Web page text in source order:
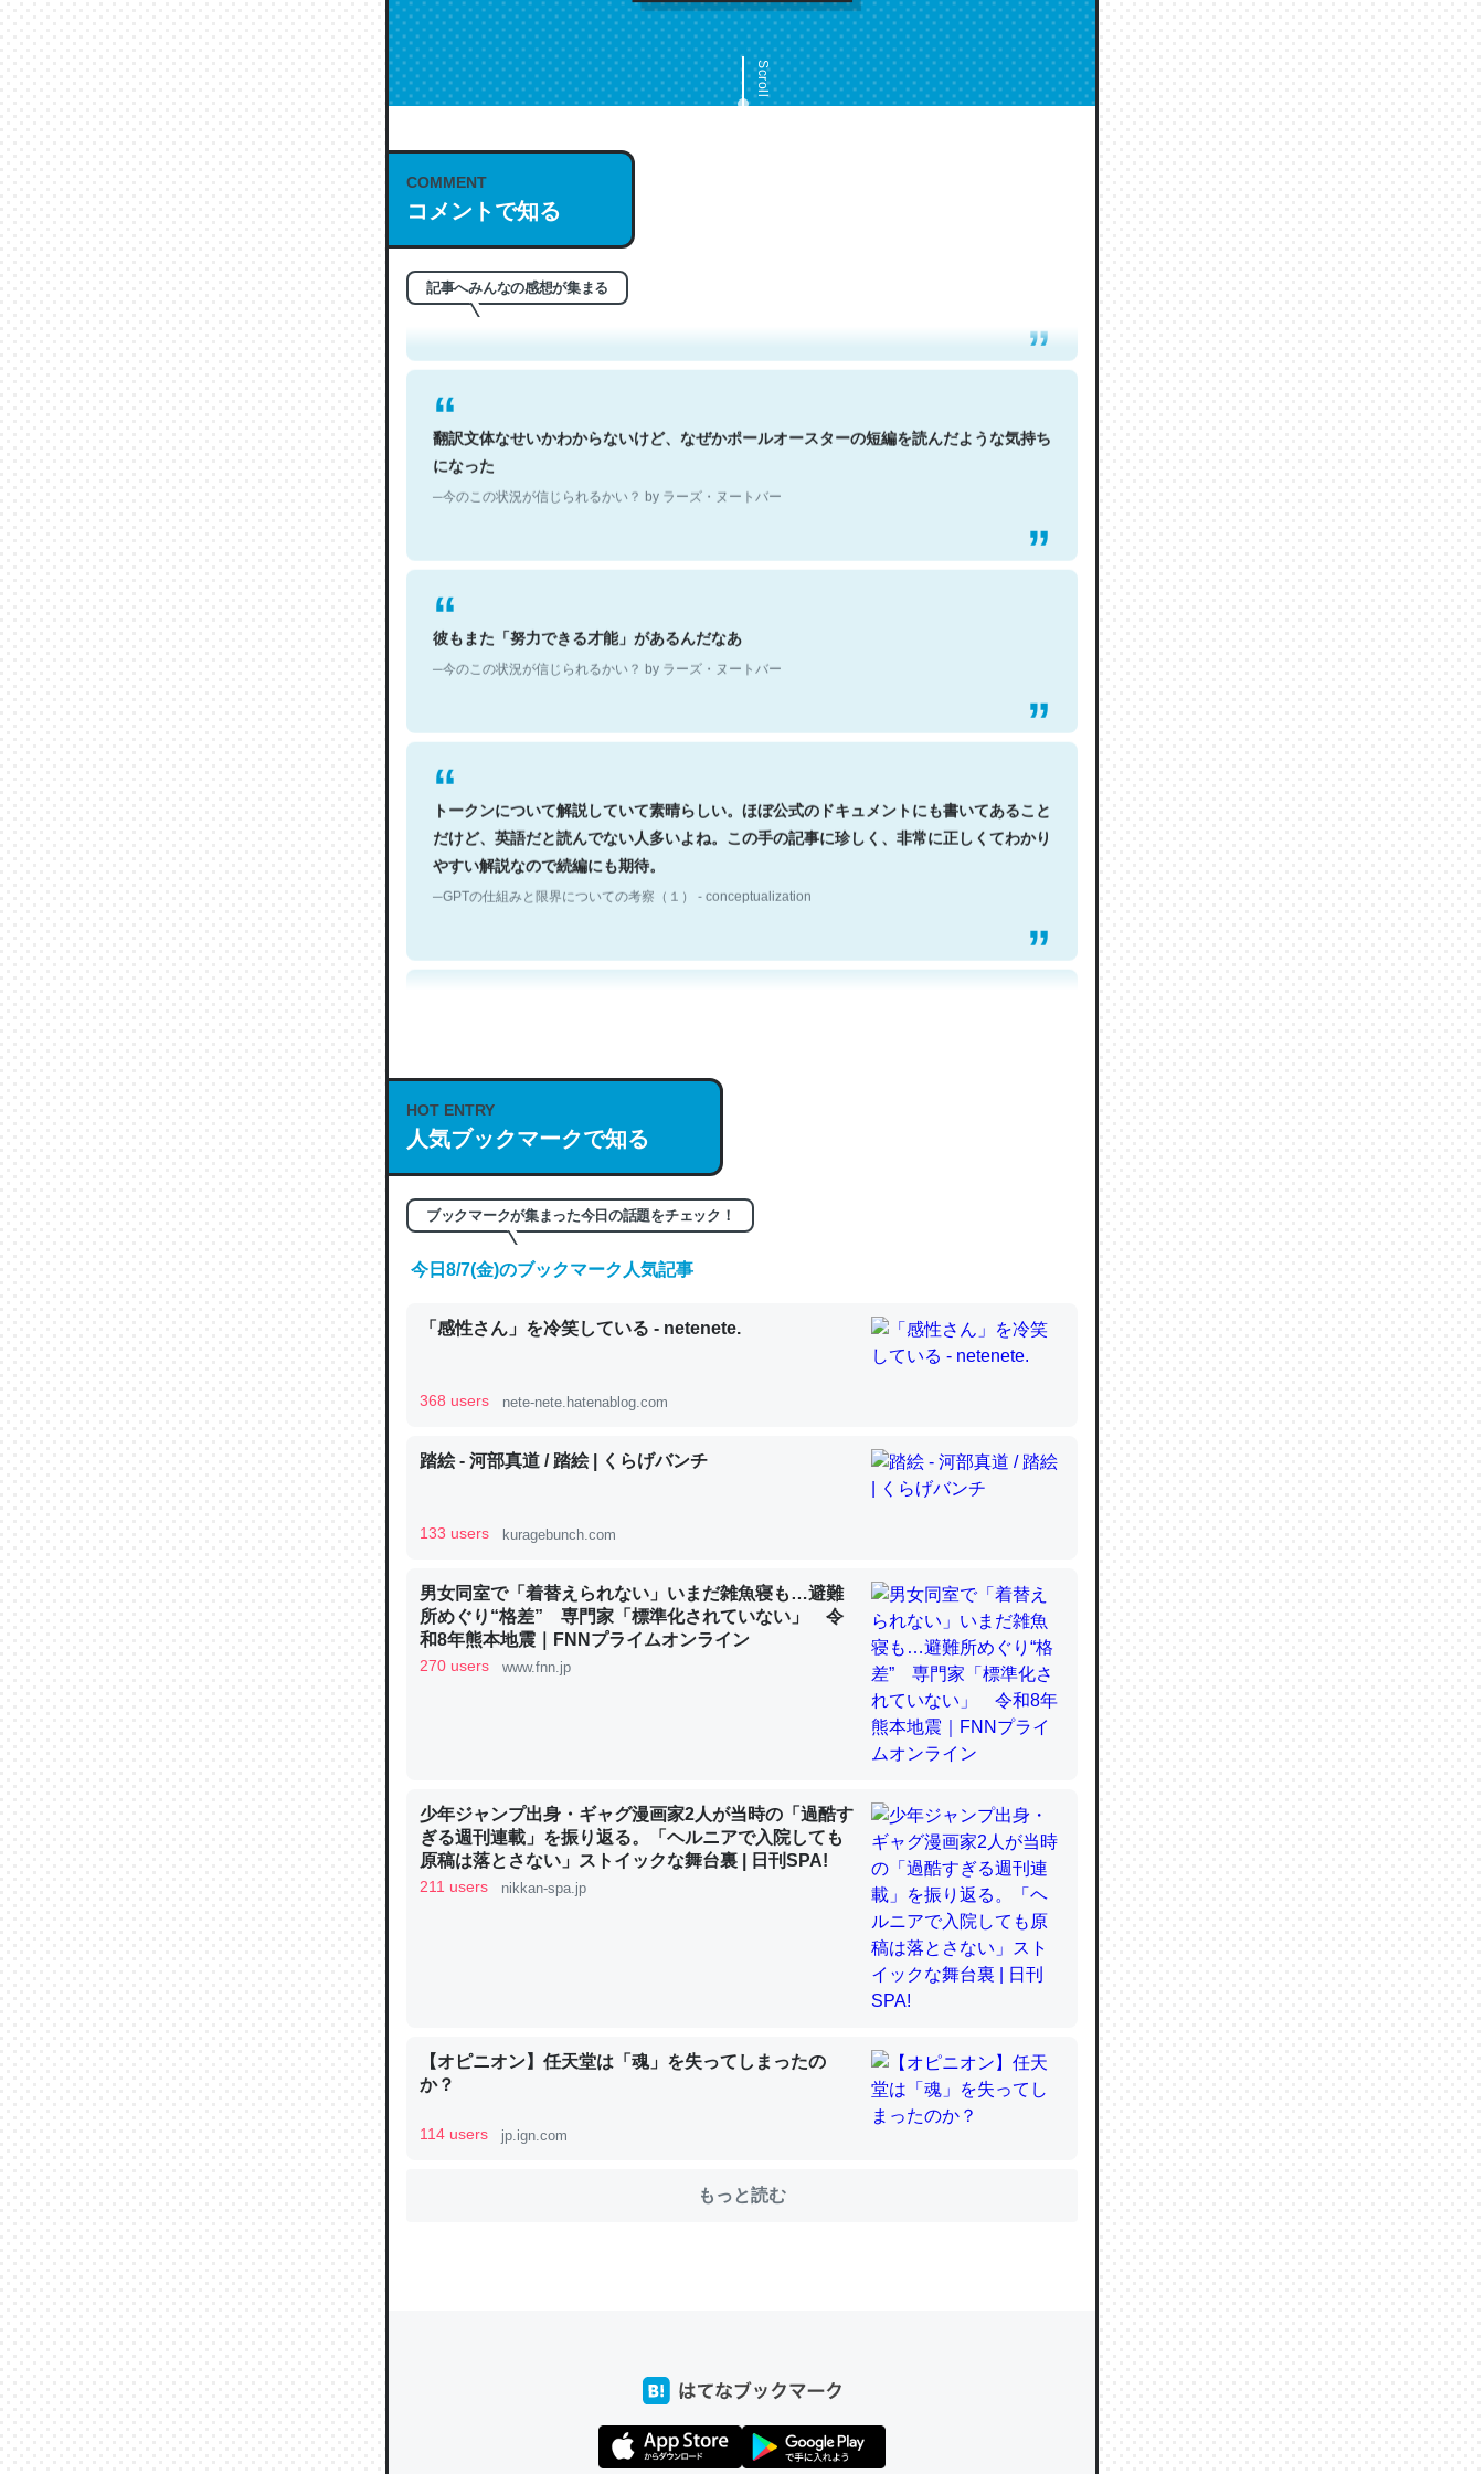
Scroll
COMMENT
コメントで知る
記事へみんなの感想が集まる
これは名文。彼はとてもクレバーなんだろうなと凄く思う。英語少しでも読める人は原文
もお勧め。自分はこの流れ好き。Let’s Fucking Go. Then Covid hit. Shit.
─今のこの状況が信じられるかい？ by ラーズ・ヌートバー
翻訳文体なせいかわからないけど、なぜかポールオースターの短編を読んだような気持ち
になった
─今のこの状況が信じられるかい？ by ラーズ・ヌートバー
彼もまた「努力できる才能」があるんだなあ
─今のこの状況が信じられるかい？ by ラーズ・ヌートバー
トークンについて解説していて素晴らしい。ほぼ公式のドキュメントにも書いてあること
だけど、英語だと読んでない人多いよね。この手の記事に珍しく、非常に正しくてわかり
やすい解説なので続編にも期待。
─GPTの仕組みと限界についての考察（１） - conceptualization
これは良記事。32768トークンだと英語小説100ページ分くらい。小説でいう「ずっと前
の伏線」は回収されないけど、短期記憶というには多い分量。進化すればするほど分かり
やすく強くなりそう
の600分の1程度。
─ニュース :: 【研究発表】昆虫学の大問題＝「昆虫はなぜ海にいないのか」に関する新仮説
論文では「淡水はカルシウムも酸素も不足してて両方に不利だから両方が拮抗してるので
は」とあって面白い。海にいる鋏角類（カブトガニ・ウミグモ）はカルシウムを使わずキ
─ニュース :: 【研究発表】昆虫学の大問題＝「昆虫はなぜ海にいないのか」に関する新仮説
これを元に考えるとカルシウムを大量に使う脊椎動物と貝類は苦労してるんだな…。腹足
類だと殻を無くしてナメクジになったり努力してるし。
─ニュース :: 【研究発表】昆虫学の大問題＝「昆虫はなぜ海にいないのか」に関する新仮説
ウチもEchoを実家に置いて４年。でたまに覗いてる。ぼちぼちRingも置こうかと画策
中。あと、Googleマップで位置情報を共有してる。電池残量や充電中かが分かるのでこ
れ見て生きてるなって分かる。
─たまにLINEするくらいだった遠方の父67歳と僕。ITツール導入でコミュニケーションが劇的に変化し
HOT ENTRY
人気ブックマークで知る
ブックマークが集まった今日の話題をチェック！
今日8/7(金)のブックマーク人気記事
「感性さん」を冷笑している - netenete.
368 users nete-nete.hatenablog.com
踏絵 - 河部真道 / 踏絵 | くらげバンチ
133 users kuragebunch.com
男女同室で「着替えられない」いまだ雑魚寝も…避難
所めぐり“格差” 専門家「標準化されていない」 令
和8年熊本地震｜FNNプライムオンライン
270 users www.fnn.jp
少年ジャンプ出身・ギャグ漫画家2人が当時の「過酷す
ぎる週刊連載」を振り返る。「ヘルニアで入院しても
原稿は落とさない」ストイックな舞台裏 | 日刊SPA!
211 users nikkan-spa.jp
【オピニオン】任天堂は「魂」を失ってしまったの
か？
114 users jp.ign.com
もっと読む